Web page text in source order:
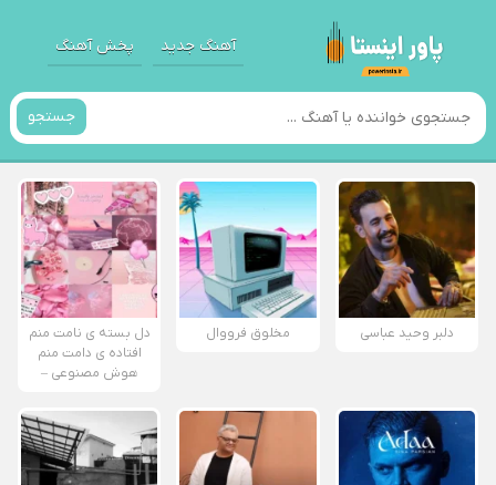
آهنگ جدید پخش آهنگ
جستجو
دلبر وحید عباسی مخلوق فرووال
دل بسته ی نامت منم
افتاده ی دامت منم
هوش مصنوعی –